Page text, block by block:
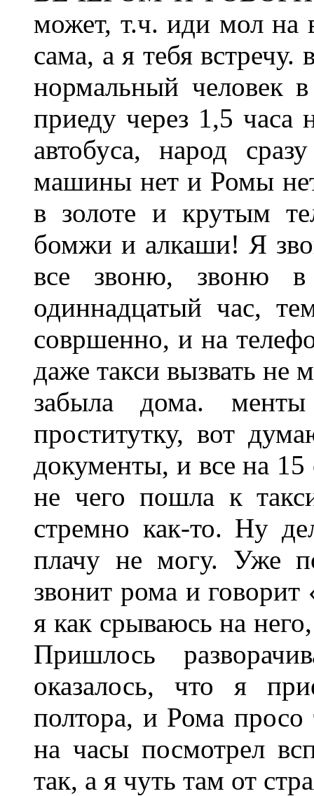
может, т.ч. иди мол на
сама, а я тебя встречу.
нормальный человек
приеду через 1,5
автобуса, народ
машины нет и Ромы
в золоте и крутым
бомжи и алкаши! Я
все звоню, звоню в
одиннадцатый час,
совршенно, и на
даже такси вызвать не
забыла дома.
проститутку, вот
документы, и все на 15
не чего пошла к
стремно как-то. Ну
плачу не могу. Уже
звонит рома и
я как срываюсь на
Пришлось
оказалось, что я
полтора, и Рома просо
на часы посмотрел
так, а я чуть там от